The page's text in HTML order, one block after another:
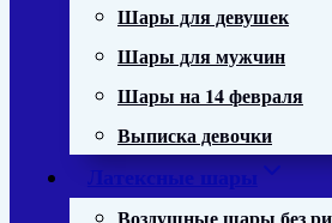
Шары для девушек
Шары для мужчин
Шары на 14 февраля
Выписка девочки
Латексные шары
Воздушные шары без